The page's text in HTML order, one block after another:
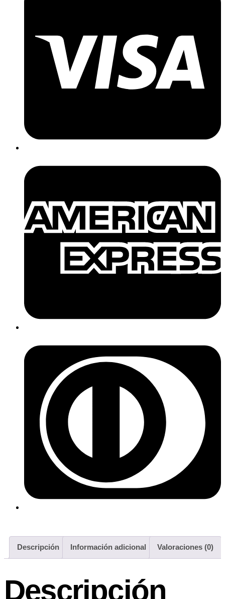
Descripción Información adicional Valoraciones (0)
Descripción